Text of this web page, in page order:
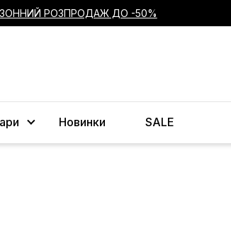
РОЗПРОДАЖ ДО -50%
Новинки SALE